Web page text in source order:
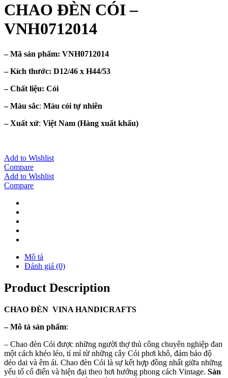
CHAO ĐÈN CÓI –
VNH0712014
– Mã sản phẩm: VNH0712014
– Kích thước: D12/46 x H44/53
– Chất liệu: Cói
– Màu sắc: Màu cói tự nhiên
– Xuất xứ: Việt Nam (Hàng xuất khẩu)
Add to Wishlist
Compare
Add to Wishlist
Compare
Mô tả
Đánh giá (0)
Product Description
CHAO ĐÈN VINA HANDICRAFTS
–Mô tả sản phẩm:
– Chao đèn Cói được những người thợ thủ công chuyên nghiệp đan
một cách khéo léo, tỉ mỉ từ những cây Cói phơi khô, đảm bảo độ
dẻo dai và êm ái. Chao đèn Cói là sự kết hợp đồng nhất giữa những
yếu tố cổ điển và hiện đại theo hơi hướng phong cách Vintage. Sản